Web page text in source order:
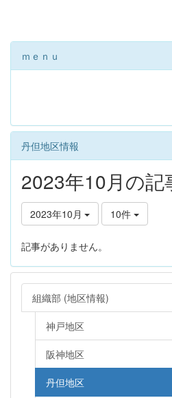
ｍｅｎｕ
丹但地区情報
2023年10月の記
2023年10月 10件
記事がありません。
組織部 (地区情報)
神戸地区
阪神地区
丹但地区